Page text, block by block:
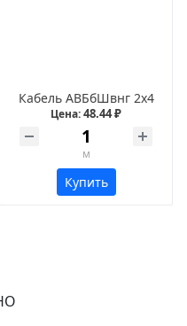
Кабель АВБбШвнг 2х4
Цена:48.44 ₽
м
Купить